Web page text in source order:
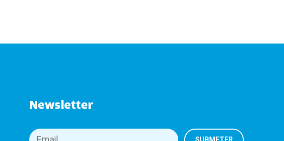
Newsletter